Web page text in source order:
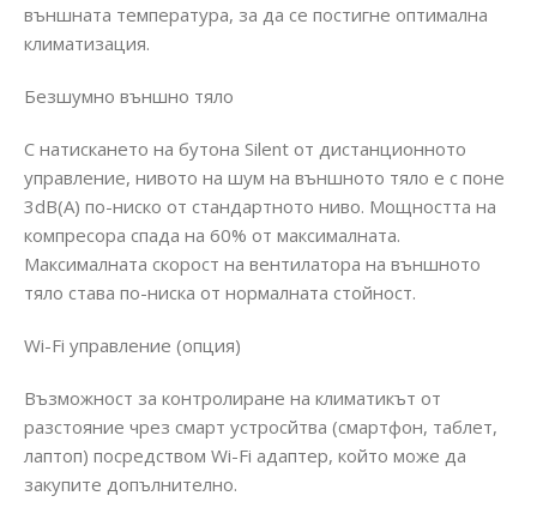
външната температура, за да се постигне оптимална
климатизация.
Безшумно външно тяло
С натискането на бутона Silent от дистанционното
управление, нивото на шум на външното тяло е с поне
3dB(A) по-ниско от стандартното ниво. Мощността на
компресора спада на 60% от максималната.
Максималната скорост на вентилатора на външното
тяло става по-ниска от нормалната стойност.
Wi-Fi управление (опция)
Възможност за контролиране на климатикът от
разстояние чрез смарт устросйтва (смартфон, таблет,
лаптоп) посредством Wi-Fi адаптер, който може да
закупите допълнително.